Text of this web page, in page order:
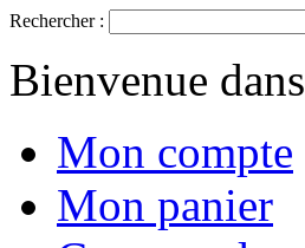
Rechercher :
Bienvenue
Mon compte
Mon panier